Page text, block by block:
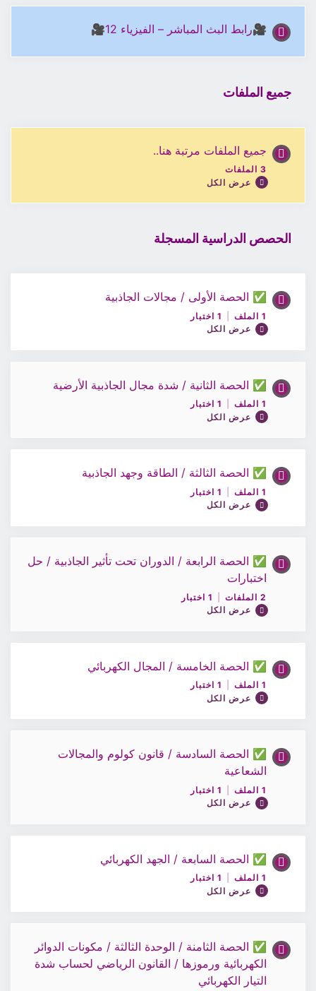
🎥رابط البث المباشر – الفيزياء 12🎥
جميع الملفات
جميع الملفات مرتبة هنا..
3 الملفات
عرض الكل
محتوى الدرس
قسم الأختبارات
ملفات الوحدات.
الحصص الدراسية المسجلة
✅ الحصة الأولى / مجالات الجاذبية
1 الملف
1 اختبار
عرض الكل
محتوى الدرس
0% مكتمل 0/1 Steps
اختبار 1 فيزياء 12
✅ الحصة الثانية / شدة مجال الجاذبية الأرضية
1 الملف
1 اختبار
عرض الكل
محتوى الدرس
0% مكتمل 0/1 Steps
اختبار 2
✅ الحصة الثالثة / الطاقة وجهد الجاذبية
1 الملف
1 اختبار
عرض الكل
محتوى الدرس
0% مكتمل
اختبار3
✅ الحصة الرابعة / الدوران تحت تأثير الجاذبية / حل
اختبارات
2 الملفات
1 اختبار
عرض الكل
محتوى الدرس
0% مكتمل 0/2 Steps
اختبارات على ما تم تعلمه سابقا
✅ الحصة الخامسة / المجال الكهربائي
1 الملف
1 اختبار
عرض الكل
محتوى الدرس
0% مكتمل
اختبار5/فيزياء12
✅ الحصة السادسة / قانون كولوم والمجالات
الشعاعية
1 الملف
1 اختبار
عرض الكل
محتوى الدرس
0% مكتمل 0/1 Steps
اختبار 6/ الفيزياء12
✅ الحصة السابعة / الجهد الكهربائي
1 الملف
1 اختبار
عرض الكل
محتوى الدرس
0% مكتمل 0/1 Steps
✅ الحصة الثامنة / الوحدة الثالثة / مكونات الدوائر
الكهربائية ورموزها / القانون الرياضي لحساب شدة
التيار الكهربائي